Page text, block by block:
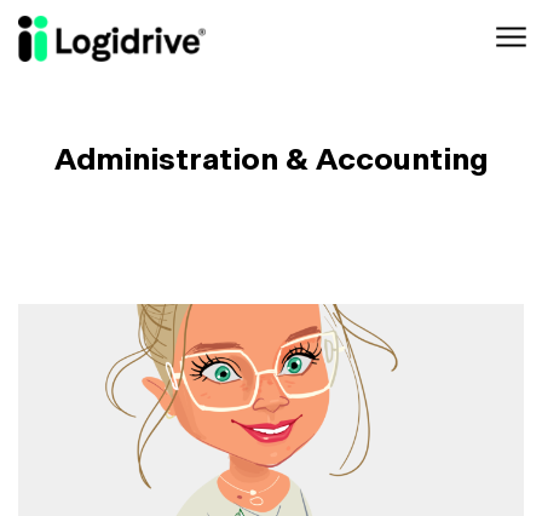
Aller au contenu principal
Administration & Accounting